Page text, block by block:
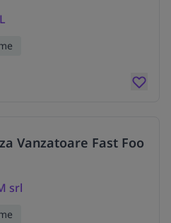
Vanzatoare Fast Foo
srl